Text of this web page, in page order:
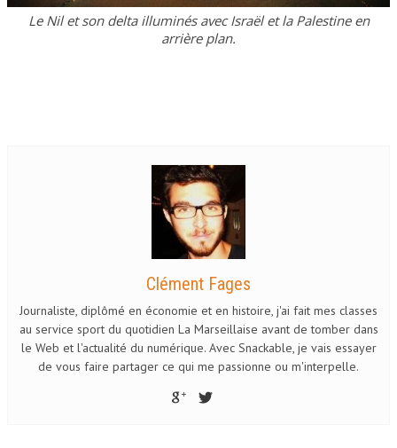
Le Nil et son delta illuminés avec Israël et la Palestine en
arrière plan.
Clément Fages
Journaliste, diplômé en économie et en histoire, j'ai fait mes classes
au service sport du quotidien La Marseillaise avant de tomber dans
le Web et l'actualité du numérique. Avec Snackable, je vais essayer
de vous faire partager ce qui me passionne ou m'interpelle.